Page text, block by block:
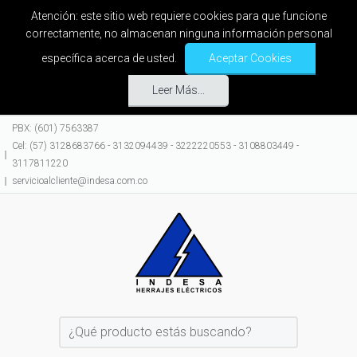
Atención: este sitio web requiere cookies para que funcione
correctamente, no almacenan ninguna información personal
específica acerca de usted.
Aceptar Cookies
Leer Más...
PBX: (601) 7563387
Cel: (57) 3128683766 - 3132094439 - 3222220553 - 3108803449 -
3117811220
servicioalcliente@indesa.com.co